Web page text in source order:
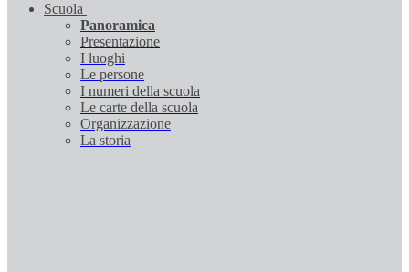
Scuola
Panoramica
Presentazione
I luoghi
Le persone
I numeri della scuola
Le carte della scuola
Organizzazione
La storia